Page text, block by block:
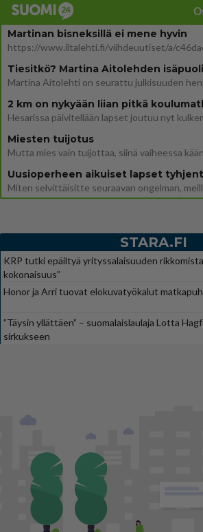
Martinan bisneksillä ei mene hyvin
2 km on nykyään liian pitkä
Miesten tuijotus
STARA.FI
KRP tutki epäiltyä yrityssalaisuuden
kokonaisuus”
Honor ja Arri tuovat elokuvatyökalut
”Täysin yllättäen” – suomalaislaulaja Lotta
sirkukseen